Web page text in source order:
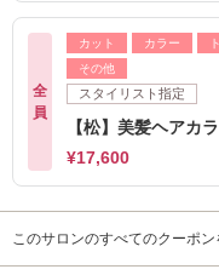
全
員
カット カラー
その他
スタイリスト指定
【松】美髪ヘアカ
¥17,600
このサロンのすべてのクーポン